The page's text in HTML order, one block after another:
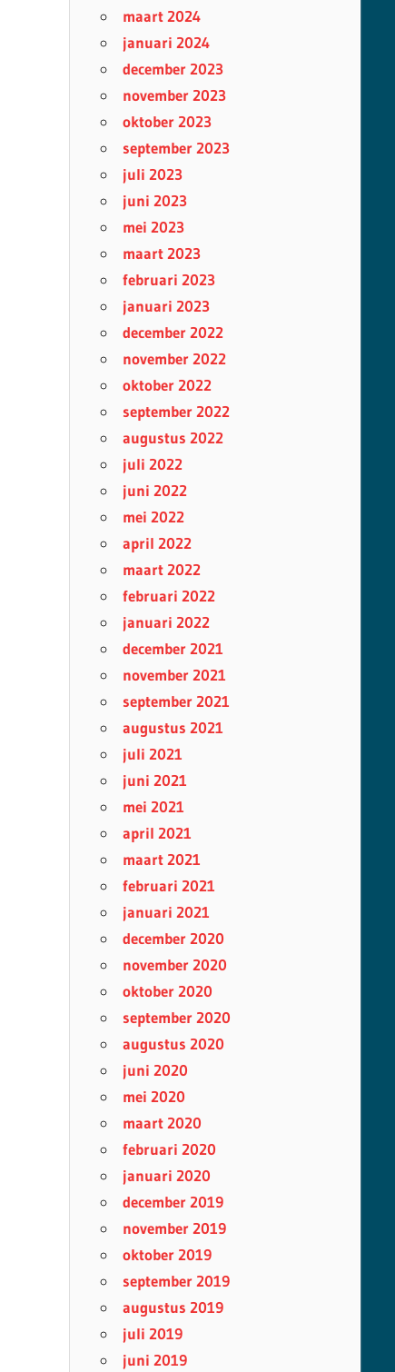
maart 2024
januari 2024
december 2023
november 2023
oktober 2023
september 2023
juli 2023
juni 2023
mei 2023
maart 2023
februari 2023
januari 2023
december 2022
november 2022
oktober 2022
september 2022
augustus 2022
juli 2022
juni 2022
mei 2022
april 2022
maart 2022
februari 2022
januari 2022
december 2021
november 2021
september 2021
augustus 2021
juli 2021
juni 2021
mei 2021
april 2021
maart 2021
februari 2021
januari 2021
december 2020
november 2020
oktober 2020
september 2020
augustus 2020
juni 2020
mei 2020
maart 2020
februari 2020
januari 2020
december 2019
november 2019
oktober 2019
september 2019
augustus 2019
juli 2019
juni 2019